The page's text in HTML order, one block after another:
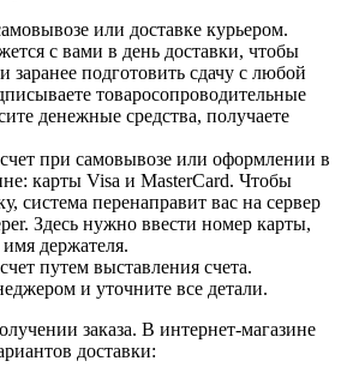
или доставке курьером.
с вами в день доставки, чтобы
заранее подготовить сдачу с любой
товаросопроводительные
денежные средства, получаете
при самовывозе или оформлении в
карты Visa и MasterCard. Чтобы
система перенаправит вас на сервер
Здесь нужно ввести номер карты,
держателя.
путем выставления счета.
и уточните все детали.
заказа. В интернет-магазине
доставки: